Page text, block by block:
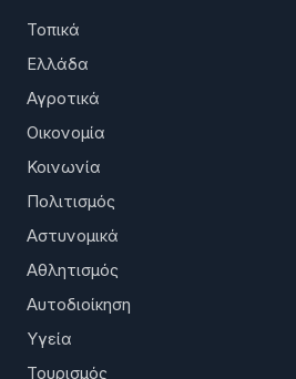
Τοπικά
Ελλάδα
Αγροτικά
Οικονομία
Κοινωνία
Πολιτισμός
Αστυνομικά
Αθλητισμός
Αυτοδιοίκηση
Υγεία
Τουρισμός